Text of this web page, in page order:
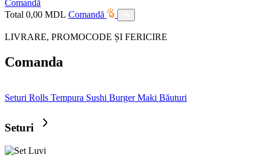
Comandă
Total 0,00 MDL Comandă
LIVRARE, PROMOCODE ȘI FERICIRE
Comanda
Seturi Rolls Tempura Sushi BurgerMaki Băuturi
Seturi